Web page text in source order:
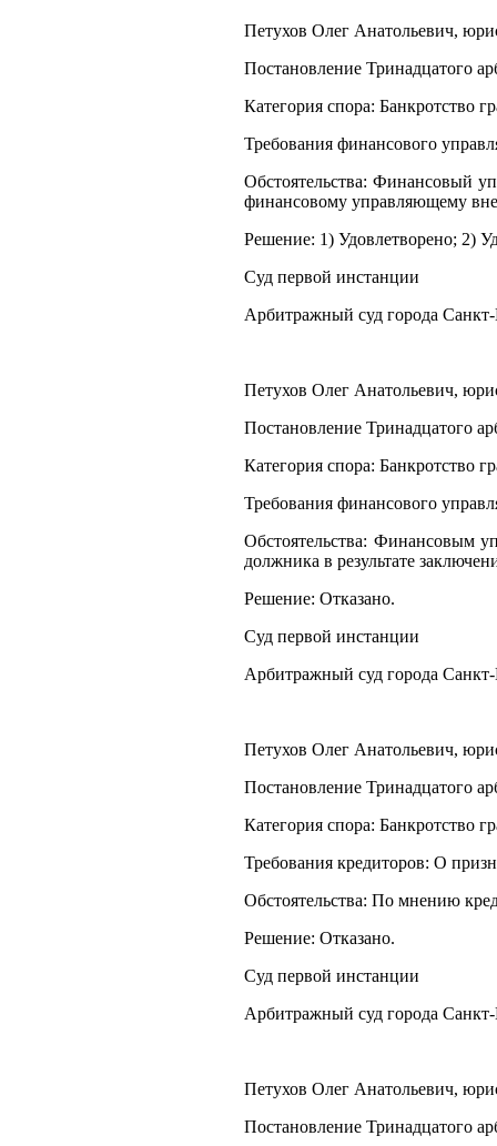
Петухов Олег Анатольевич,
Постановление Тринадцатого
Категория спора: Банкротство
Требования финансового
Обстоятельства: Финансовый
финансовому управляющему
Решение: 1) Удовлетворено; 2)
Суд первой инстанции
Арбитражный суд города
Петухов Олег Анатольевич,
Постановление Тринадцатого
Категория спора: Банкротство
Требования финансового
Обстоятельства: Финансовым
должника в результате
Решение: Отказано.
Суд первой инстанции
Арбитражный суд города
Петухов Олег Анатольевич,
Постановление Тринадцатого
Категория спора: Банкротство
Требования кредиторов: О
Обстоятельства: По мнению
Решение: Отказано.
Суд первой инстанции
Арбитражный суд города
Петухов Олег Анатольевич,
Постановление Тринадцатого